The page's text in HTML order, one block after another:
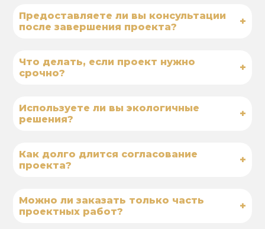
Предоставляете ли вы консультации
после завершения проекта?
+
Что делать, если проект нужно
срочно?
+
Используете ли вы экологичные
решения?
+
Как долго длится согласование
проекта?
+
Можно ли заказать только часть
проектных работ?
+